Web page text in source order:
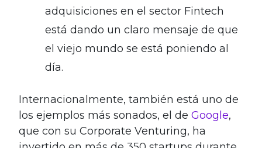
adquisiciones en el sector Fintech
está dando un claro mensaje de que
el viejo mundo se está poniendo al
día.
Internacionalmente, también está uno de
los ejemplos más sonados, el de Google,
que con su Corporate Venturing, ha